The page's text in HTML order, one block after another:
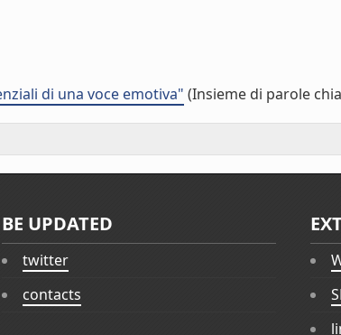
di una voce emotiva" (Insieme di parole
BE UPDATED
twitter
contacts